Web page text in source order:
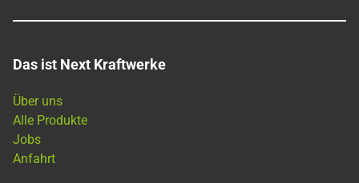
Das ist Next Kraftwerke
Über uns
Alle Produkte
Jobs
Anfahrt